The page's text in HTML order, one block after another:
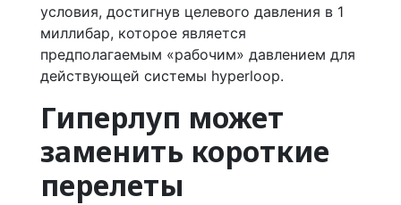
условия, достигнув целевого давления в 1
миллибар, которое является
предполагаемым «рабочим» давлением для
действующей системы hyperloop.
Гиперлуп может
заменить короткие
перелеты